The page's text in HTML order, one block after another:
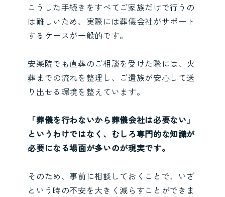
こうした手続きをすべてご家族だけで行うの
は難しいため、実際には葬儀会社がサポート
するケースが一般的です。
安楽院でも直葬のご相談を受けた際には、火
葬までの流れを整理し、ご遺族が安心して送
り出せる環境を整えています。
「葬儀を行わないから葬儀会社は必要ない」
というわけではなく、むしろ専門的な知識が
必要になる場面が多いのが現実です。
そのため、事前に相談しておくことで、いざ
という時の不安を大きく減らすことができま